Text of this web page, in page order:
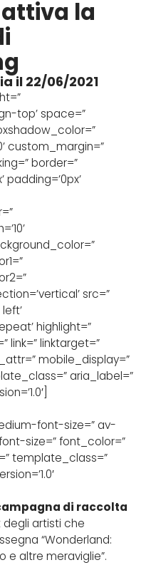
attiva la
il 22/06/2021
top’ space=”
custom_margin=”
border=”
padding=’0px’
src=”
highlight=”
link=” linktarget=”
mobile_display=”
aria_label=”
font-size=” av-
size=” font_color=”
template_class=”
di raccolta
artisti che
“Wonderland:
e altre meraviglie”.